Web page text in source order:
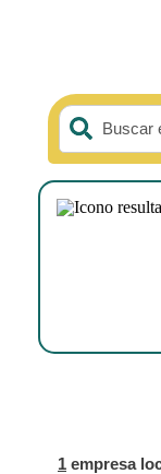
Buscar
1 empresa